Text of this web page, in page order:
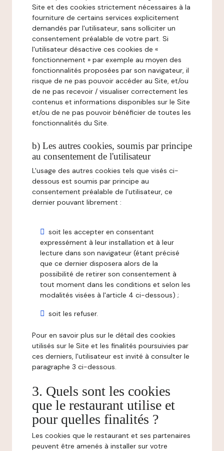
Site et des cookies strictement nécessaires à la
fourniture de certains services explicitement
demandés par l'utilisateur, sans solliciter un
consentement préalable de votre part. Si
l'utilisateur désactive ces cookies de «
fonctionnement » par exemple au moyen des
fonctionnalités proposées par son navigateur, il
risque de ne pas pouvoir accéder au Site, et/ou
de ne pas recevoir / visualiser correctement les
contenus et informations disponibles sur le Site
et/ou de ne pas pouvoir bénéficier de toutes les
fonctionnalités du Site.
b) Les autres cookies, soumis par principe
au consentement de l'utilisateur
L'usage des autres cookies tels que visés ci-
dessous est soumis par principe au
consentement préalable de l'utilisateur, ce
dernier pouvant librement :
soit les accepter en consentant
expressément à leur installation et à leur
lecture dans son navigateur (étant précisé
que ce dernier disposera alors de la
possibilité de retirer son consentement à
tout moment dans les conditions et selon les
modalités visées à l'article 4 ci-dessous) ;
soit les refuser.
Pour en savoir plus sur le détail des cookies
utilisés sur le Site et les finalités poursuivies par
ces derniers, l'utilisateur est invité à consulter le
paragraphe 3 ci-dessous.
3. Quels sont les cookies
que le restaurant utilise et
pour quelles finalités ?
Les cookies que le restaurant et ses partenaires
peuvent être amenés à installer sur votre